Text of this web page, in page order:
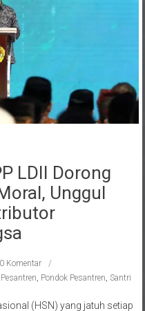
LDII Dorong
Unggul
0 Komentar
Pesantren, Pondok Pesantren, Santri
(HSN) yang jatuh setiap